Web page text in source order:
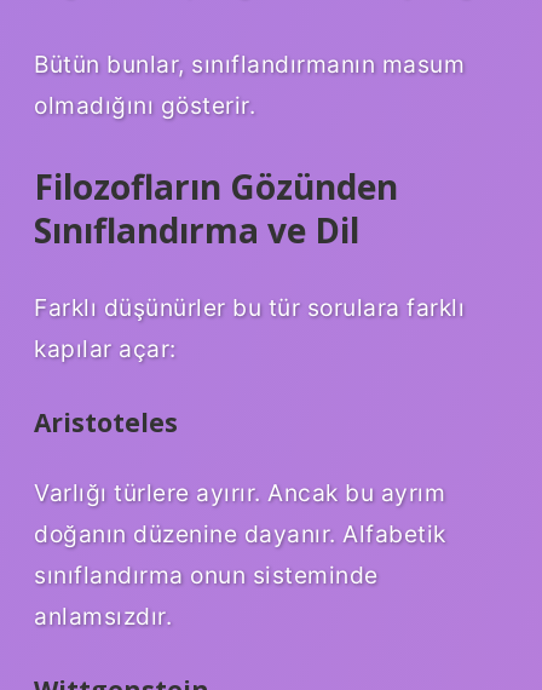
Bütün bunlar, sınıflandırmanın masum
olmadığını gösterir.
Filozofların Gözünden
Sınıflandırma ve Dil
Farklı düşünürler bu tür sorulara farklı
kapılar açar:
Aristoteles
Varlığı türlere ayırır. Ancak bu ayrım
doğanın düzenine dayanır. Alfabetik
sınıflandırma onun sisteminde
anlamsızdır.